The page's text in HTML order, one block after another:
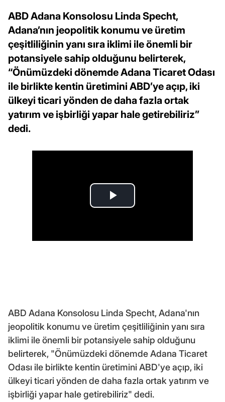
ABD Adana Konsolosu Linda Specht,
Adana’nın jeopolitik konumu ve üretim
çeşitliliğinin yanı sıra iklimi ile önemli bir
potansiyele sahip olduğunu belirterek,
“Önümüzdeki dönemde Adana Ticaret Odası
ile birlikte kentin üretimini ABD’ye açıp, iki
ülkeyi ticari yönden de daha fazla ortak
yatırım ve işbirliği yapar hale getirebiliriz”
dedi.
ABD Adana Konsolosu Linda Specht, Adana'nın
jeopolitik konumu ve üretim çeşitliliğinin yanı sıra
iklimi ile önemli bir potansiyele sahip olduğunu
belirterek, "Önümüzdeki dönemde Adana Ticaret
Odası ile birlikte kentin üretimini ABD'ye açıp, iki
ülkeyi ticari yönden de daha fazla ortak yatırım ve
işbirliği yapar hale getirebiliriz" dedi.